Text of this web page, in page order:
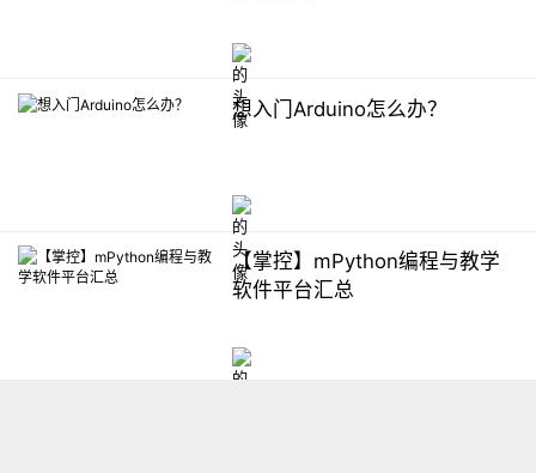
想入门Arduino怎么办？
【掌控】mPython编程与教学
软件平台汇总